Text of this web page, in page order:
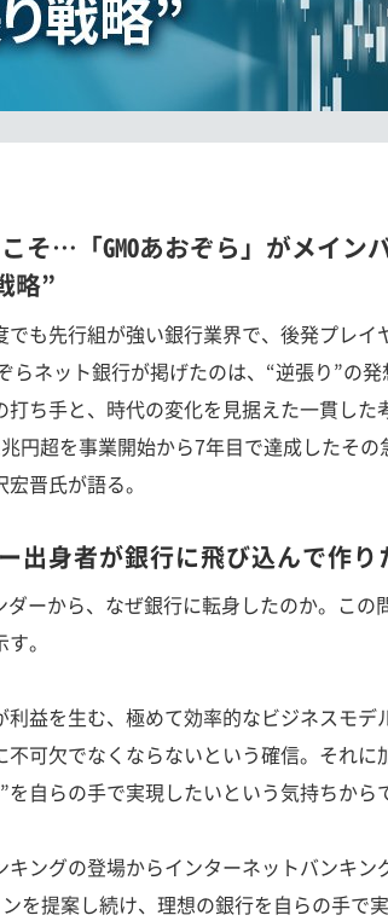
そ…「GMOあおぞら」がメイン
略”
でも先行組が強い銀行業界で、後発プレイ
らネット銀行が掲げたのは、“逆張り”の
打ち手と、時代の変化を見据えた一貫した
円超を事業開始から7年目で達成したそ
晋氏が語る。
出身者が銀行に飛び込んで作り
ーから、なぜ銀行に転身したのか。この
。
利益を生む、極めて効率的なビジネスモ
不可欠でなくならないという確信。それ
を自らの手で実現したいという気持ちから
ングの登場からインターネットバンキン
を提案し続け、理想の銀行を自らの手で